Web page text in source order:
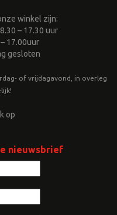
winkel zijn:
– 17.30 uur
17.00uur
gesloten
of vrijdagavond, in overleg
op
nieuwsbrief